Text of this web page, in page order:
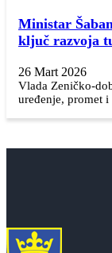
Ministar
ključ razvoja
26 Mart 2026
Vlada Zeničko-
uređenje, promet